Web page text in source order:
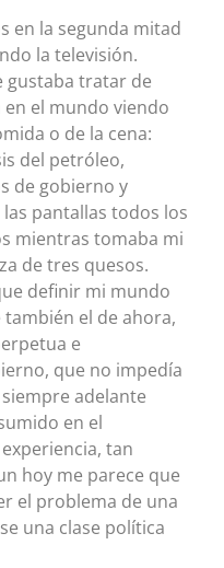
en la segunda mitad
la televisión.
gustaba tratar de
el mundo viendo
o de la cena:
del petróleo,
de gobierno y
pantallas todos los
mientras tomaba mi
de tres quesos.
definir mi mundo
el de ahora,
e
que no impedía
adelante
en el
tan
hoy me parece que
el problema de una
una clase política